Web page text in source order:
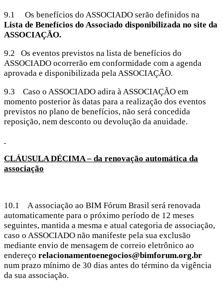
9.1 Os benefícios do ASSOCIADO serão definidos na
Lista de Benefícios do Associado disponibilizada no site da
ASSOCIAÇÃO.
9.2 Os eventos previstos na lista de benefícios do
ASSOCIADO ocorrerão em conformidade com a agenda
aprovada e disponibilizada pela ASSOCIAÇÃO.
9.3 Caso o ASSOCIADO adira à ASSOCIAÇÃO em
momento posterior às datas para a realização dos eventos
previstos no plano de benefícios, não será concedida
reposição, nem desconto ou devolução da anuidade.
CLÁUSULA DÉCIMA – da renovação automática da
associação
10.1 A associação ao BIM Fórum Brasil será renovada
automaticamente para o próximo período de 12 meses
seguintes, mantida a mesma e atual categoria de associação,
caso o ASSOCIADO não manifeste pela sua exclusão
mediante envio de mensagem de correio eletrônico ao
endereço relacionamentoenegocios@bimforum.org.br
num prazo mínimo de 30 dias antes do término da vigência
da sua associação.